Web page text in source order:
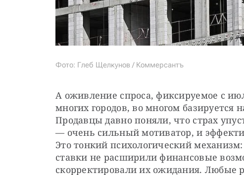
Фото: Глеб Щелкунов / Коммерсантъ
А оживление спроса, фиксируемое с
многих городов, во многом базируется
Продавцы давно поняли, что страх
— очень сильный мотиватор, и
Это тонкий психологический
ставки не расширили финансовые
скорректировали их ожидания. Любые